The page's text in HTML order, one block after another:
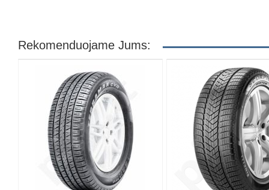
Rekomenduojame Jums: